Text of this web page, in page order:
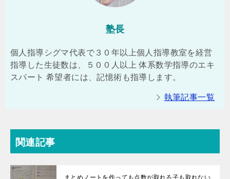
塾長
個人指導シグマ代表で３０年以上個人指導教室を経営
指導した生徒数は、５００人以上 体系数学指導のエキ
スパート 希望者には、記憶術も指導します。
執筆記事一覧
関連記事
まとめノートを作っても点数が取れる子も取れない